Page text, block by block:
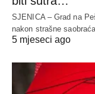
SJENICA – Grad na
nakon strašne
5 mjeseci ago